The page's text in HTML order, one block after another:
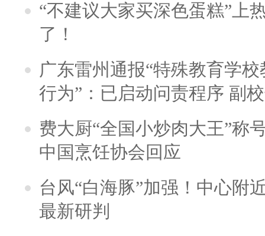
“不建议大家买深色蛋糕”上
了！
广东雷州通报“特殊教育学
行为”：已启动问责程序 副
费大厨“全国小炒肉大王”称
中国烹饪协会回应
台风“白海豚”加强！中心附
最新研判